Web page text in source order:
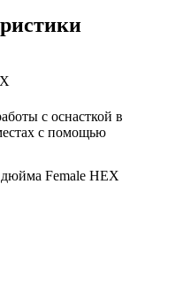
с оснасткой в
с помощью
Female HEX